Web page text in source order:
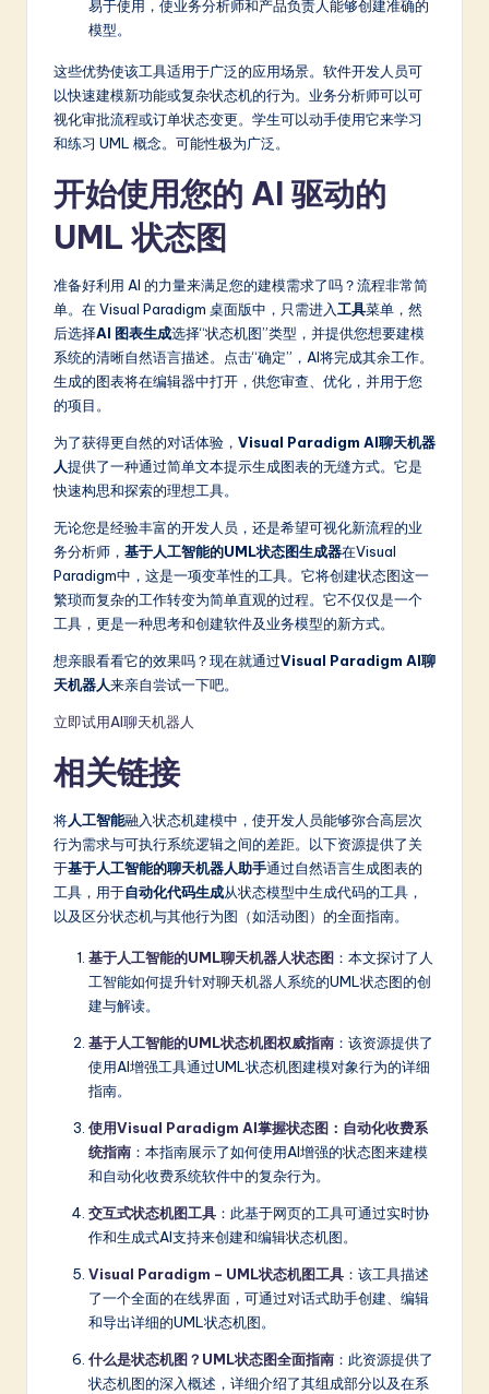
易于使用，使业务分析师和产品负责人能够创建准确的
模型。
这些优势使该工具适用于广泛的应用场景。软件开发人员可
以快速建模新功能或复杂状态机的行为。业务分析师可以可
视化审批流程或订单状态变更。学生可以动手使用它来学习
和练习 UML 概念。可能性极为广泛。
开始使用您的 AI 驱动的
UML 状态图
准备好利用 AI 的力量来满足您的建模需求了吗？流程非常简
单。在 Visual Paradigm 桌面版中，只需进入工具菜单，然
后选择AI 图表生成选择“状态机图”类型，并提供您想要建模
系统的清晰自然语言描述。点击“确定”，AI将完成其余工作。
生成的图表将在编辑器中打开，供您审查、优化，并用于您
的项目。
为了获得更自然的对话体验， Visual Paradigm AI聊天机器
人提供了一种通过简单文本提示生成图表的无缝方式。它是
快速构思和探索的理想工具。
无论您是经验丰富的开发人员，还是希望可视化新流程的业
务分析师， 基于人工智能的UML状态图生成器在Visual
Paradigm中，这是一项变革性的工具。它将创建状态图这一
繁琐而复杂的工作转变为简单直观的过程。它不仅仅是一个
工具，更是一种思考和创建软件及业务模型的新方式。
想亲眼看看它的效果吗？现在就通过Visual Paradigm AI聊
天机器人来亲自尝试一下吧。
立即试用AI聊天机器人
相关链接
将人工智能融入状态机建模中，使开发人员能够弥合高层次
行为需求与可执行系统逻辑之间的差距。以下资源提供了关
于基于人工智能的聊天机器人助手通过自然语言生成图表的
工具，用于自动化代码生成从状态模型中生成代码的工具，
以及区分状态机与其他行为图（如活动图）的全面指南。
基于人工智能的UML聊天机器人状态图 ：本文探讨了人
工智能如何提升针对聊天机器人系统的UML状态图的创
建与解读。
基于人工智能的UML状态机图权威指南 ：该资源提供了
使用AI增强工具通过UML状态机图建模对象行为的详细
指南。
使用Visual Paradigm AI掌握状态图：自动化收费系
统指南 ：本指南展示了如何使用AI增强的状态图来建模
和自动化收费系统软件中的复杂行为。
交互式状态机图工具 ：此基于网页的工具可通过实时协
作和生成式AI支持来创建和编辑状态机图。
Visual Paradigm – UML状态机图工具 ：该工具描述
了一个全面的在线界面，可通过对话式助手创建、编辑
和导出详细的UML状态机图。
什么是状态机图？UML状态图全面指南 ：此资源提供了
状态机图的深入概述，详细介绍了其组成部分以及在系